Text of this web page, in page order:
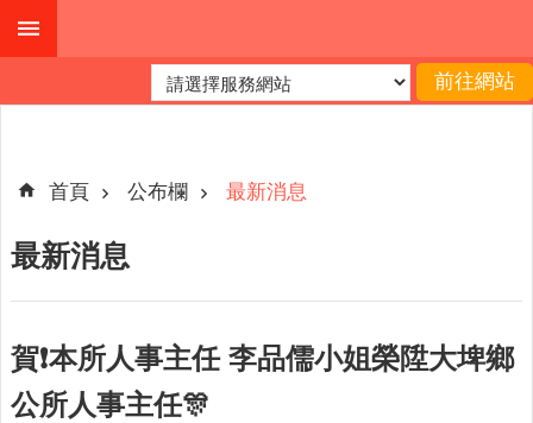
跳到主要內容區塊
階
公
布
關
於
首頁 公布欄 最新消息
最新消息
賀❗本所人事主任 李品儒小姐榮陞大埤鄉
公所人事主任🎊